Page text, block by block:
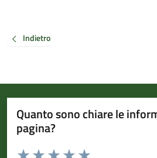
Indietro
Quanto sono chiare le
pagina?
Valuta da 1 a 5 stelle la pagina